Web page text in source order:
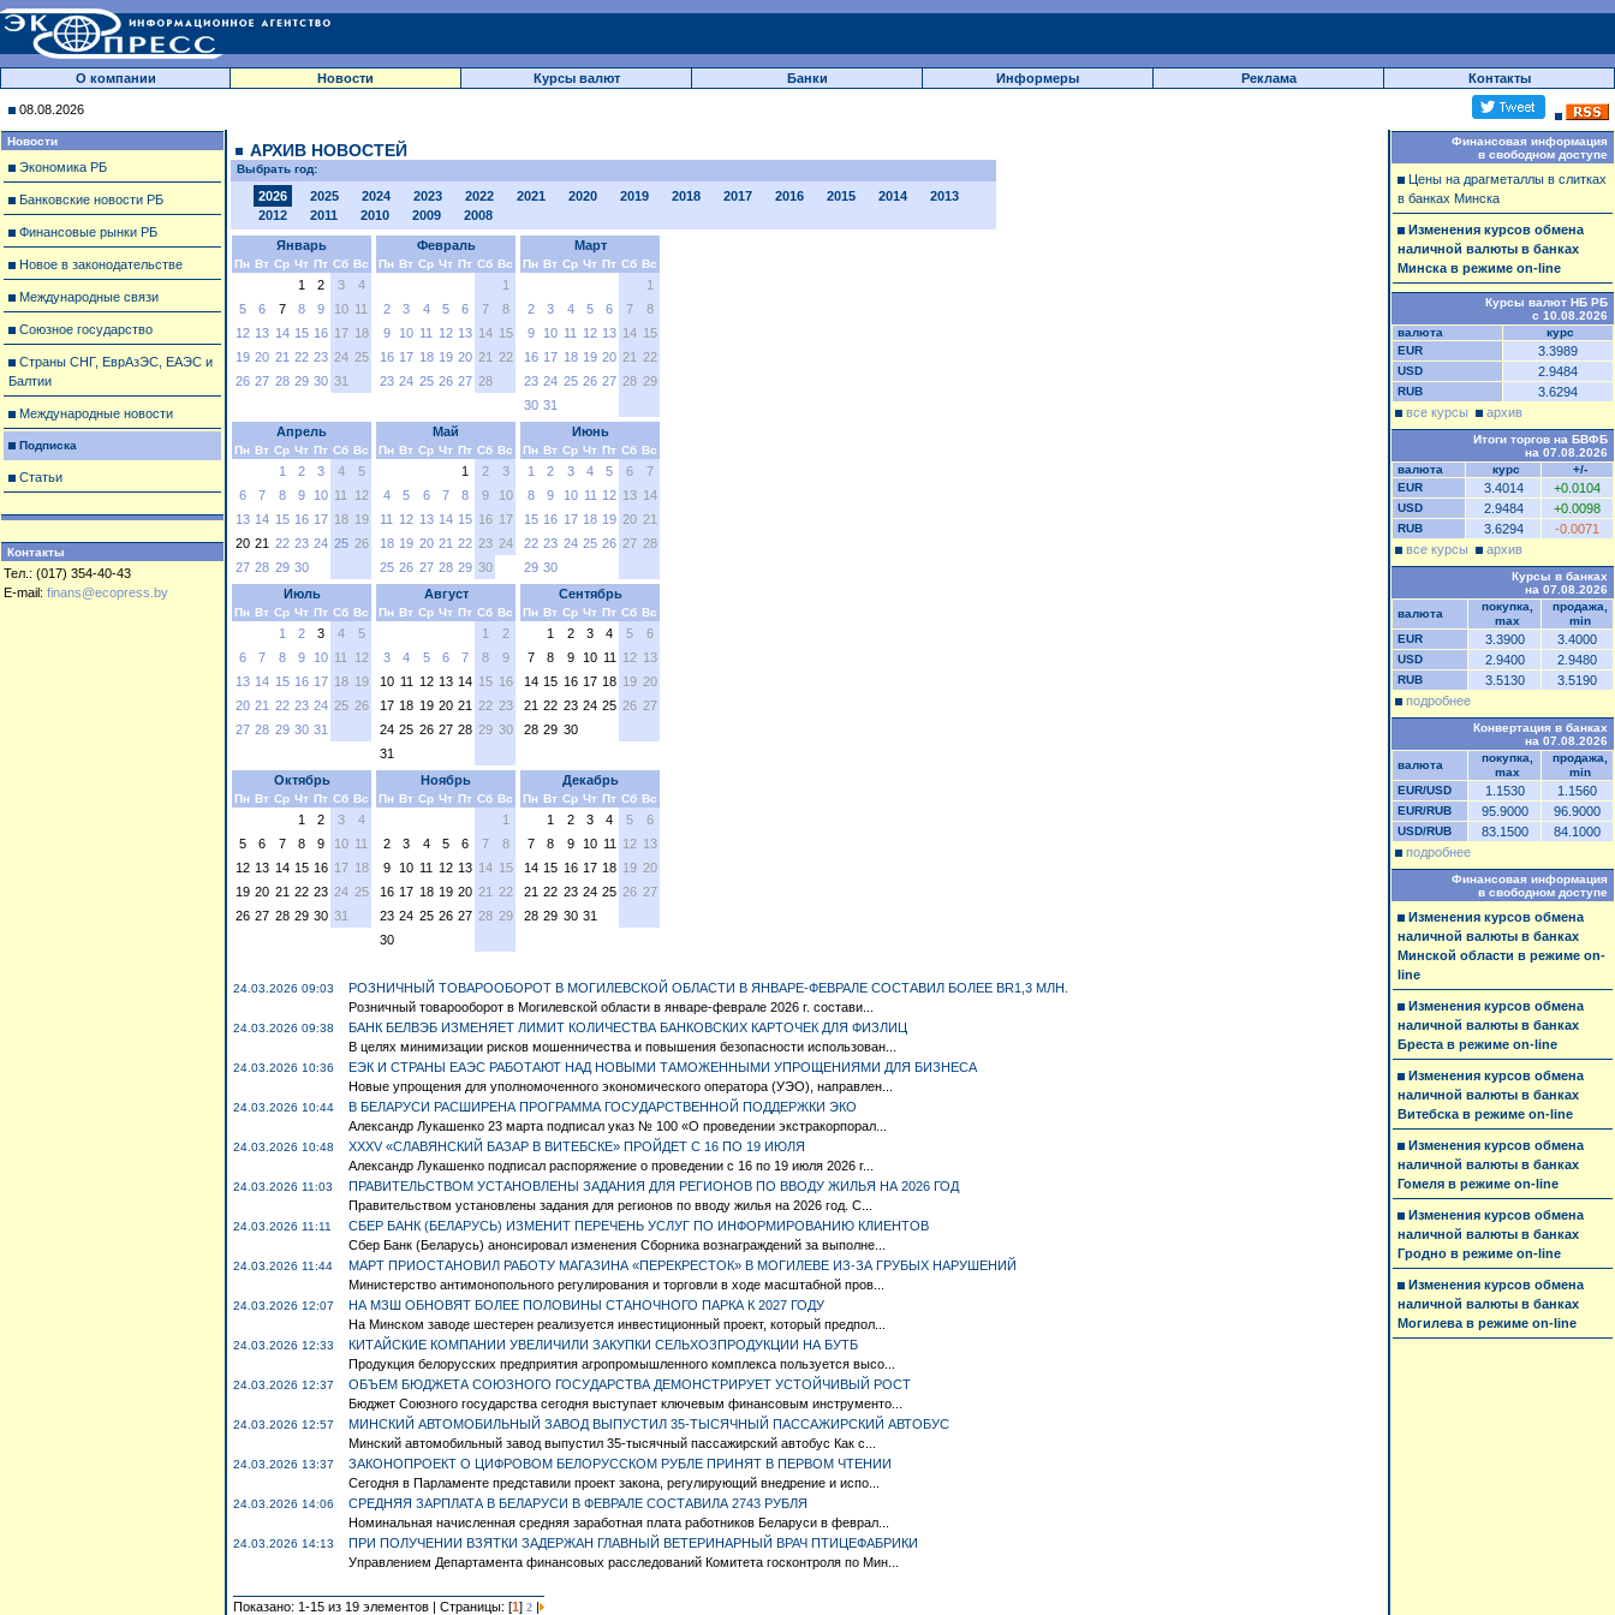
О компании Новости Курсы валют Банки Информеры Реклама Контакты
08.08.2026
Новости
Экономика РБ
Банковские новости РБ
Финансовые рынки РБ
Новое в законодательстве
Международные связи
Союзное государство
Страны СНГ, ЕврАзЭС, ЕАЭС и
Балтии
Международные новости
Подписка
Статьи
Контакты
Тел.: (017) 354-40-43
E-mail: finans@ecopress.by
АРХИВ НОВОСТЕЙ
Выбрать год:
2026 2025 2024 2023 2022 2021 2020 2019 2018 2017 2016 2015 2014
2013
2012
2011 2010 2009 2008
Январь
Пн Вт Ср Чт Пт Сб Вс
1 2 3
4
5
6 7 8 9 10 11
12 13 14 15 16 17 18
19 20 21 22 23 24 25
26 27 28 29 30 31
Февраль
Пн Вт Ср Чт Пт Сб Вс
1
2
3 4 5 6 7
8
9
10 11 12 13 14 15
16 17 18 19 20 21 22
23 24 25 26 27 28
Март
Пн Вт Ср Чт Пт Сб Вс
1
2
3 4 5 6 7
8
9
10 11 12 13 14 15
16 17 18 19 20 21 22
23 24 25 26 27 28 29
30 31
Апрель
Пн Вт Ср Чт Пт Сб Вс
1 2 3 4
5
6
7 8 9 10 11
12
13 14 15 16 17 18 19
20 21 22 23 24 25 26
27 28 29 30
Май
Пн Вт Ср Чт Пт Сб Вс
1 2
3
4
5 6 7 8 9
10
11
12 13 14 15 16 17
18 19 20 21 22 23 24
25 26 27 28 29 30
Июнь
Пн Вт Ср Чт Пт Сб Вс
1 2 3 4 5 6
7
8
9 10 11 12 13 14
15 16 17 18 19 20 21
22 23 24 25 26 27 28
29 30
Июль
Пн Вт Ср Чт Пт Сб Вс
1 2 3 4
5
6
7 8 9 10 11
12
13 14 15 16 17 18 19
20 21 22 23 24 25 26
27 28 29 30 31
Август
Пн Вт Ср Чт Пт Сб Вс
1
2
3
4 5 6 7 8
9
10 11 12 13 14 15 16
17 18 19 20 21 22 23
24 25 26 27 28 29 30
31
Сентябрь
Пн Вт Ср Чт Пт Сб Вс
1 2 3 4 5
6
7
8 9 10 11 12 13
14 15 16 17 18 19 20
21 22 23 24 25 26 27
28 29 30
Октябрь
Пн Вт Ср Чт Пт Сб Вс
1 2 3
4
5
6 7 8 9 10 11
12 13 14 15 16 17 18
19 20 21 22 23 24 25
26 27 28 29 30 31
Ноябрь
Пн Вт Ср Чт Пт Сб Вс
1
2
3 4 5 6 7
8
9
10 11 12 13 14 15
16 17 18 19 20 21 22
23 24 25 26 27 28 29
30
Декабрь
Пн Вт Ср Чт Пт Сб Вс
1 2 3 4 5
6
7
8 9 10 11 12 13
14 15 16 17 18 19 20
21 22 23 24 25 26 27
28 29 30 31
24.03.2026 09:03
РОЗНИЧНЫЙ ТОВАРООБОРОТ В МОГИЛЕВСКОЙ ОБЛАСТИ В ЯНВАРЕ-ФЕВРАЛЕ СОСТАВИЛ БОЛЕЕ BR1,3 МЛН.
Розничный товарооборот в Могилевской области в январе-феврале 2026 г. состави...
24.03.2026 09:38
БАНК БЕЛВЭБ ИЗМЕНЯЕТ ЛИМИТ КОЛИЧЕСТВА БАНКОВСКИХ КАРТОЧЕК ДЛЯ ФИЗЛИЦ
В целях минимизации рисков мошенничества и повышения безопасности использован...
24.03.2026 10:36
ЕЭК И СТРАНЫ ЕАЭС РАБОТАЮТ НАД НОВЫМИ ТАМОЖЕННЫМИ УПРОЩЕНИЯМИ ДЛЯ БИЗНЕСА
Новые упрощения для уполномоченного экономического оператора (УЭО), направлен...
24.03.2026 10:44
В БЕЛАРУСИ РАСШИРЕНА ПРОГРАММА ГОСУДАРСТВЕННОЙ ПОДДЕРЖКИ ЭКО
Александр Лукашенко 23 марта подписал указ № 100 «О проведении экстракорпорал...
24.03.2026 10:48
XXXV «СЛАВЯНСКИЙ БАЗАР В ВИТЕБСКЕ» ПРОЙДЕТ С 16 ПО 19 ИЮЛЯ
Александр Лукашенко подписал распоряжение о проведении с 16 по 19 июля 2026 г...
24.03.2026 11:03
ПРАВИТЕЛЬСТВОМ УСТАНОВЛЕНЫ ЗАДАНИЯ ДЛЯ РЕГИОНОВ ПО ВВОДУ ЖИЛЬЯ НА 2026 ГОД
Правительством установлены задания для регионов по вводу жилья на 2026 год. С...
24.03.2026 11:11
СБЕР БАНК (БЕЛАРУСЬ) ИЗМЕНИТ ПЕРЕЧЕНЬ УСЛУГ ПО ИНФОРМИРОВАНИЮ КЛИЕНТОВ
Сбер Банк (Беларусь) анонсировал изменения Сборника вознаграждений за выполне...
24.03.2026 11:44
МАРТ ПРИОСТАНОВИЛ РАБОТУ МАГАЗИНА «ПЕРЕКРЕСТОК» В МОГИЛЕВЕ ИЗ-ЗА ГРУБЫХ НАРУШЕНИЙ
Министерство антимонопольного регулирования и торговли в ходе масштабной пров...
24.03.2026 12:07
НА МЗШ ОБНОВЯТ БОЛЕЕ ПОЛОВИНЫ СТАНОЧНОГО ПАРКА К 2027 ГОДУ
На Минском заводе шестерен реализуется инвестиционный проект, который предпол...
24.03.2026 12:33
КИТАЙСКИЕ КОМПАНИИ УВЕЛИЧИЛИ ЗАКУПКИ СЕЛЬХОЗПРОДУКЦИИ НА БУТБ
Продукция белорусских предприятия агропромышленного комплекса пользуется высо...
24.03.2026 12:37
ОБЪЕМ БЮДЖЕТА СОЮЗНОГО ГОСУДАРСТВА ДЕМОНСТРИРУЕТ УСТОЙЧИВЫЙ РОСТ
Бюджет Союзного государства сегодня выступает ключевым финансовым инструменто...
24.03.2026 12:57
МИНСКИЙ АВТОМОБИЛЬНЫЙ ЗАВОД ВЫПУСТИЛ 35-ТЫСЯЧНЫЙ ПАССАЖИРСКИЙ АВТОБУС
Минский автомобильный завод выпустил 35-тысячный пассажирский автобус Как с...
24.03.2026 13:37
ЗАКОНОПРОЕКТ О ЦИФРОВОМ БЕЛОРУССКОМ РУБЛЕ ПРИНЯТ В ПЕРВОМ ЧТЕНИИ
Сегодня в Парламенте представили проект закона, регулирующий внедрение и испо...
24.03.2026 14:06
СРЕДНЯЯ ЗАРПЛАТА В БЕЛАРУСИ В ФЕВРАЛЕ СОСТАВИЛА 2743 РУБЛЯ
Номинальная начисленная средняя заработная плата работников Беларуси в феврал...
24.03.2026 14:13
ПРИ ПОЛУЧЕНИИ ВЗЯТКИ ЗАДЕРЖАН ГЛАВНЫЙ ВЕТЕРИНАРНЫЙ ВРАЧ ПТИЦЕФАБРИКИ
Управлением Департамента финансовых расследований Комитета госконтроля по Мин...
Показано: 1-15 из 19 элементов | Страницы: [1] 2 |
Финансовая информация
в свободном доступе
Цены на драгметаллы в слитках
в банках Минска
Изменения курсов обмена
наличной валюты в банках
Минска в режиме on-line
Курсы валют НБ РБ
с 10.08.2026
валюта
курс
EUR
3.3989
USD 2.9484
RUB
3.6294
все курсы
архив
Итоги торгов на БВФБ
на 07.08.2026
валюта
курс
+/-
EUR
3.4014 +0.0104
USD 2.9484 +0.0098
RUB 3.6294
-0.0071
все курсы
архив
Курсы в банках
на 07.08.2026
валюта
покупка,
max
продажа,
min
EUR
3.3900 3.4000
USD 2.9400 2.9480
RUB 3.5130
3.5190
подробнее
Конвертация в банках
на 07.08.2026
валюта
покупка,
max
продажа,
min
EUR/USD
1.1530 1.1560
EUR/RUB 95.9000 96.9000
USD/RUB 83.1500
84.1000
подробнее
Финансовая информация
в свободном доступе
Изменения курсов обмена
наличной валюты в банках
Минской области в режиме on-
line
Изменения курсов обмена
наличной валюты в банках
Бреста в режиме on-line
Изменения курсов обмена
наличной валюты в банках
Витебска в режиме on-line
Изменения курсов обмена
наличной валюты в банках
Гомеля в режиме on-line
Изменения курсов обмена
наличной валюты в банках
Гродно в режиме on-line
Изменения курсов обмена
наличной валюты в банках
Могилева в режиме on-line